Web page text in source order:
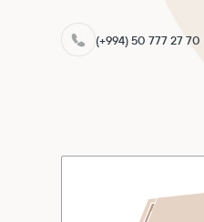
(+994) 50 777 27 70